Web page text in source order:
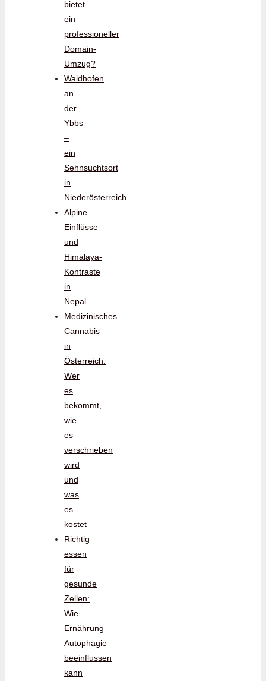
bietet
ein
professioneller
Domain-
Umzug?
Waidhofen
an
der
Ybbs
–
ein
Sehnsuchtsort
in
Niederösterreich
Alpine
Einflüsse
und
Himalaya-
Kontraste
in
Nepal
Medizinisches
Cannabis
in
Österreich:
Wer
es
bekommt,
wie
es
verschrieben
wird
und
was
es
kostet
Richtig
essen
für
gesunde
Zellen:
Wie
Ernährung
Autophagie
beeinflussen
kann